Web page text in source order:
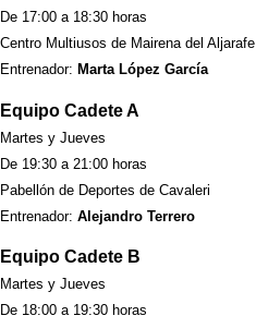
De 17:00 a 18:30 horas
Centro Multiusos de Mairena del Aljarafe
Entrenador: Marta López García
Equipo Cadete A
Martes y Jueves
De 19:30 a 21:00 horas
Pabellón de Deportes de Cavaleri
Entrenador: Alejandro Terrero
Equipo Cadete B
Martes y Jueves
De 18:00 a 19:30 horas